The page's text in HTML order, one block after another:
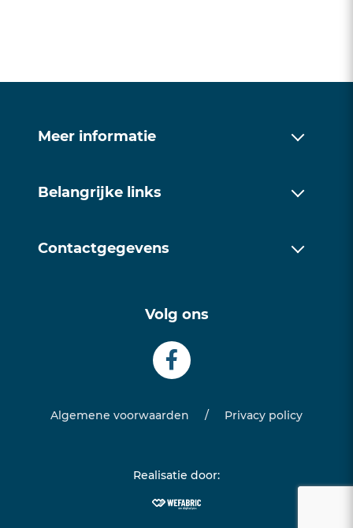
Meer informatie
Belangrijke links
Contactgegevens
info@examentrainingfriesland.com
Volg ons
Algemene voorwaarden / Privacy policy
Realisatie door: